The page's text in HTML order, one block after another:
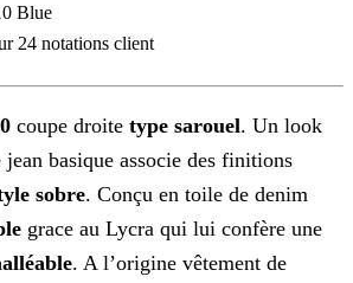
Blue
24 notations client
coupe droite type sarouel. Un look
jean basique associe des finitions
sobre. Conçu en toile de denim
grace au Lycra qui lui confère une
. A l’origine vêtement de